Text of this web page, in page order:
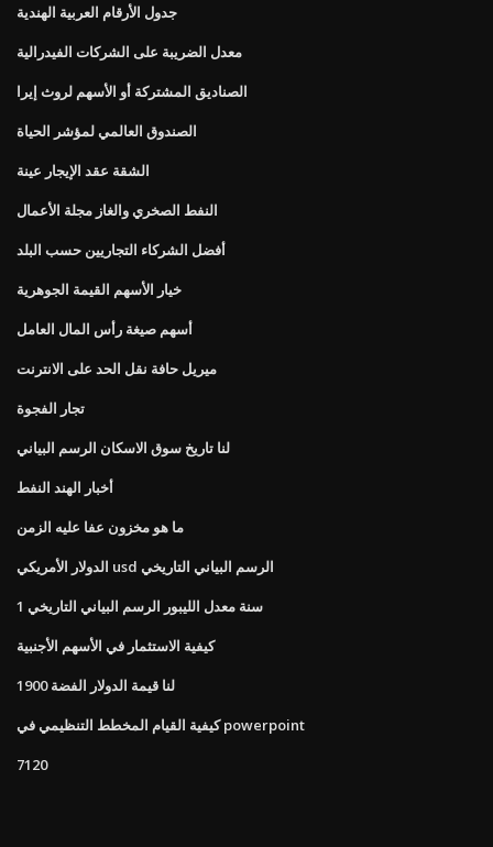
جدول الأرقام العربية الهندية
معدل الضريبة على الشركات الفيدرالية
الصناديق المشتركة أو الأسهم لروث إيرا
الصندوق العالمي لمؤشر الحياة
الشقة عقد الإيجار عينة
النفط الصخري والغاز مجلة الأعمال
أفضل الشركاء التجاريين حسب البلد
خيار الأسهم القيمة الجوهرية
أسهم صيغة رأس المال العامل
ميريل حافة نقل الحد على الانترنت
تجار الفجوة
لنا تاريخ سوق الاسكان الرسم البياني
أخبار الهند النفط
ما هو مخزون عفا عليه الزمن
الدولار الأمريكي usd الرسم البياني التاريخي
1 سنة معدل الليبور الرسم البياني التاريخي
كيفية الاستثمار في الأسهم الأجنبية
1900 لنا قيمة الدولار الفضة
كيفية القيام المخطط التنظيمي في powerpoint
7120